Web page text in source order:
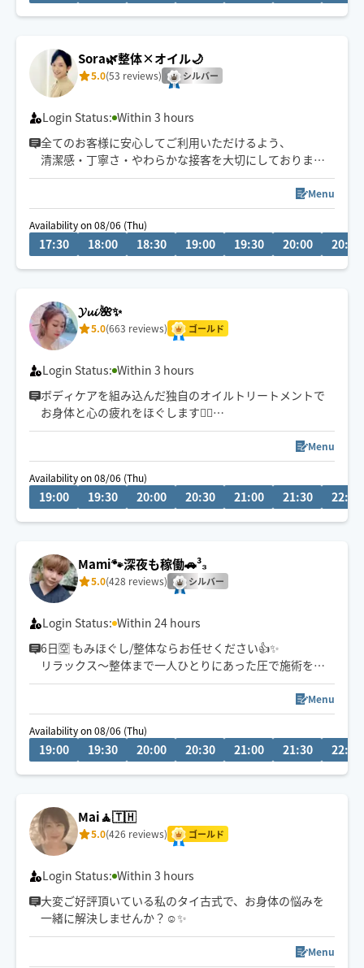
Sora🌿整体×オイル🌙
5.0(53 reviews) シルバー
Login Status: Within 3 hours
全てのお客様に安心してご利用いただけるよう、
清潔感・丁寧さ・やわらかな接客を大切にしております
🌙
予約枠×の場合でも、
事前に↗︎のチャット💬いただけますと
対応可能な場合がございます😊
Menu
Availability on 08/06 (Thu)
17:30 18:00 18:30 19:00 19:30 20:00 20:30
𝓨𝓾𝓲 🌺✨
5.0(663 reviews) ゴールド
Login Status: Within 3 hours
ボディケアを組み込んだ独自のオイルトリートメントで
お身体と心の疲れをほぐします💆‍♀️
180分以上のご延長可能🍀
🌟お問合せ多い為、チャットは場所詳細・日時を記入の
上お願いします🙌
※予約可能な移動距離と施術時間↓
プロフ必読⚠️
Menu
Availability on 08/06 (Thu)
19:00 19:30 20:00 20:30 21:00 21:30 22:00
Mami🐾深夜も稼働🚗³₃
5.0(428 reviews) シルバー
Login Status: Within 24 hours
6日🈳 もみほぐし/整体ならお任せください👍✨
リラックス～整体まで一人ひとりにあった圧で施術を心
がけています🍀
【お願い🙇】
★浦安はディズニー周辺/成田は空港周辺のホテルはお断
りしております。
★駐車スペースの有無を教えて頂けましたら助かりま
す。
Menu
Availability on 08/06 (Thu)
19:00 19:30 20:00 20:30 21:00 21:30 22:00
Mai🧘🇹🇭
5.0(426 reviews) ゴールド
Login Status: Within 3 hours
大変ご好評頂いている私のタイ古式で、お身体の悩みを
一緒に解決しませんか？☺️✨️
Menu